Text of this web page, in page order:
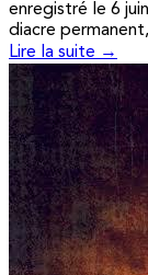
enregistré le 6
diacre
Lire la suite →